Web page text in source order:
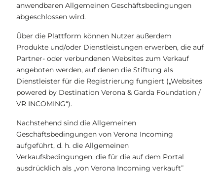
anwendbaren Allgemeinen Geschäftsbedingungen
abgeschlossen wird.
Über die Plattform können Nutzer außerdem
Produkte und/oder Dienstleistungen erwerben, die auf
Partner- oder verbundenen Websites zum Verkauf
angeboten werden, auf denen die Stiftung als
Dienstleister für die Registrierung fungiert („Websites
powered by Destination Verona & Garda Foundation /
VR INCOMING“).
Nachstehend sind die Allgemeinen
Geschäftsbedingungen von Verona Incoming
aufgeführt, d. h. die Allgemeinen
Verkaufsbedingungen, die für die auf dem Portal
ausdrücklich als „von Verona Incoming verkauft”